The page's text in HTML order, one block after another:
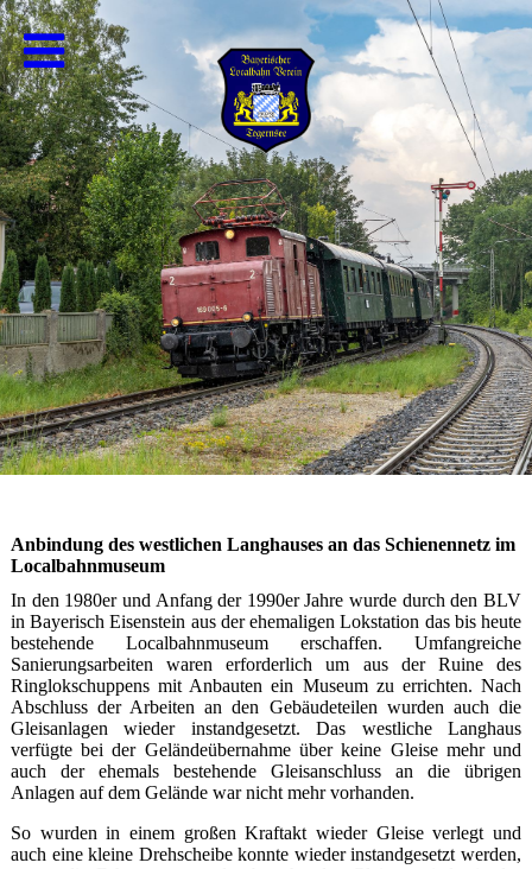
Anbindung des westlichen Langhauses an das Schienennetz im
Localbahnmuseum
In den 1980er und Anfang der 1990er Jahre wurde durch den BLV
in Bayerisch Eisenstein aus der ehemaligen Lokstation das bis heute
bestehende Localbahnmuseum erschaffen. Umfangreiche
Sanierungsarbeiten waren erforderlich um aus der Ruine des
Ringlokschuppens mit Anbauten ein Museum zu errichten. Nach
Abschluss der Arbeiten an den Gebäudeteilen wurden auch die
Gleisanlagen wieder instandgesetzt. Das westliche Langhaus
verfügte bei der Geländeübernahme über keine Gleise mehr und
auch der ehemals bestehende Gleisanschluss an die übrigen
Anlagen auf dem Gelände war nicht mehr vorhanden.
So wurden in einem großen Kraftakt wieder Gleise verlegt und
auch eine kleine Drehscheibe konnte wieder instandgesetzt werden,